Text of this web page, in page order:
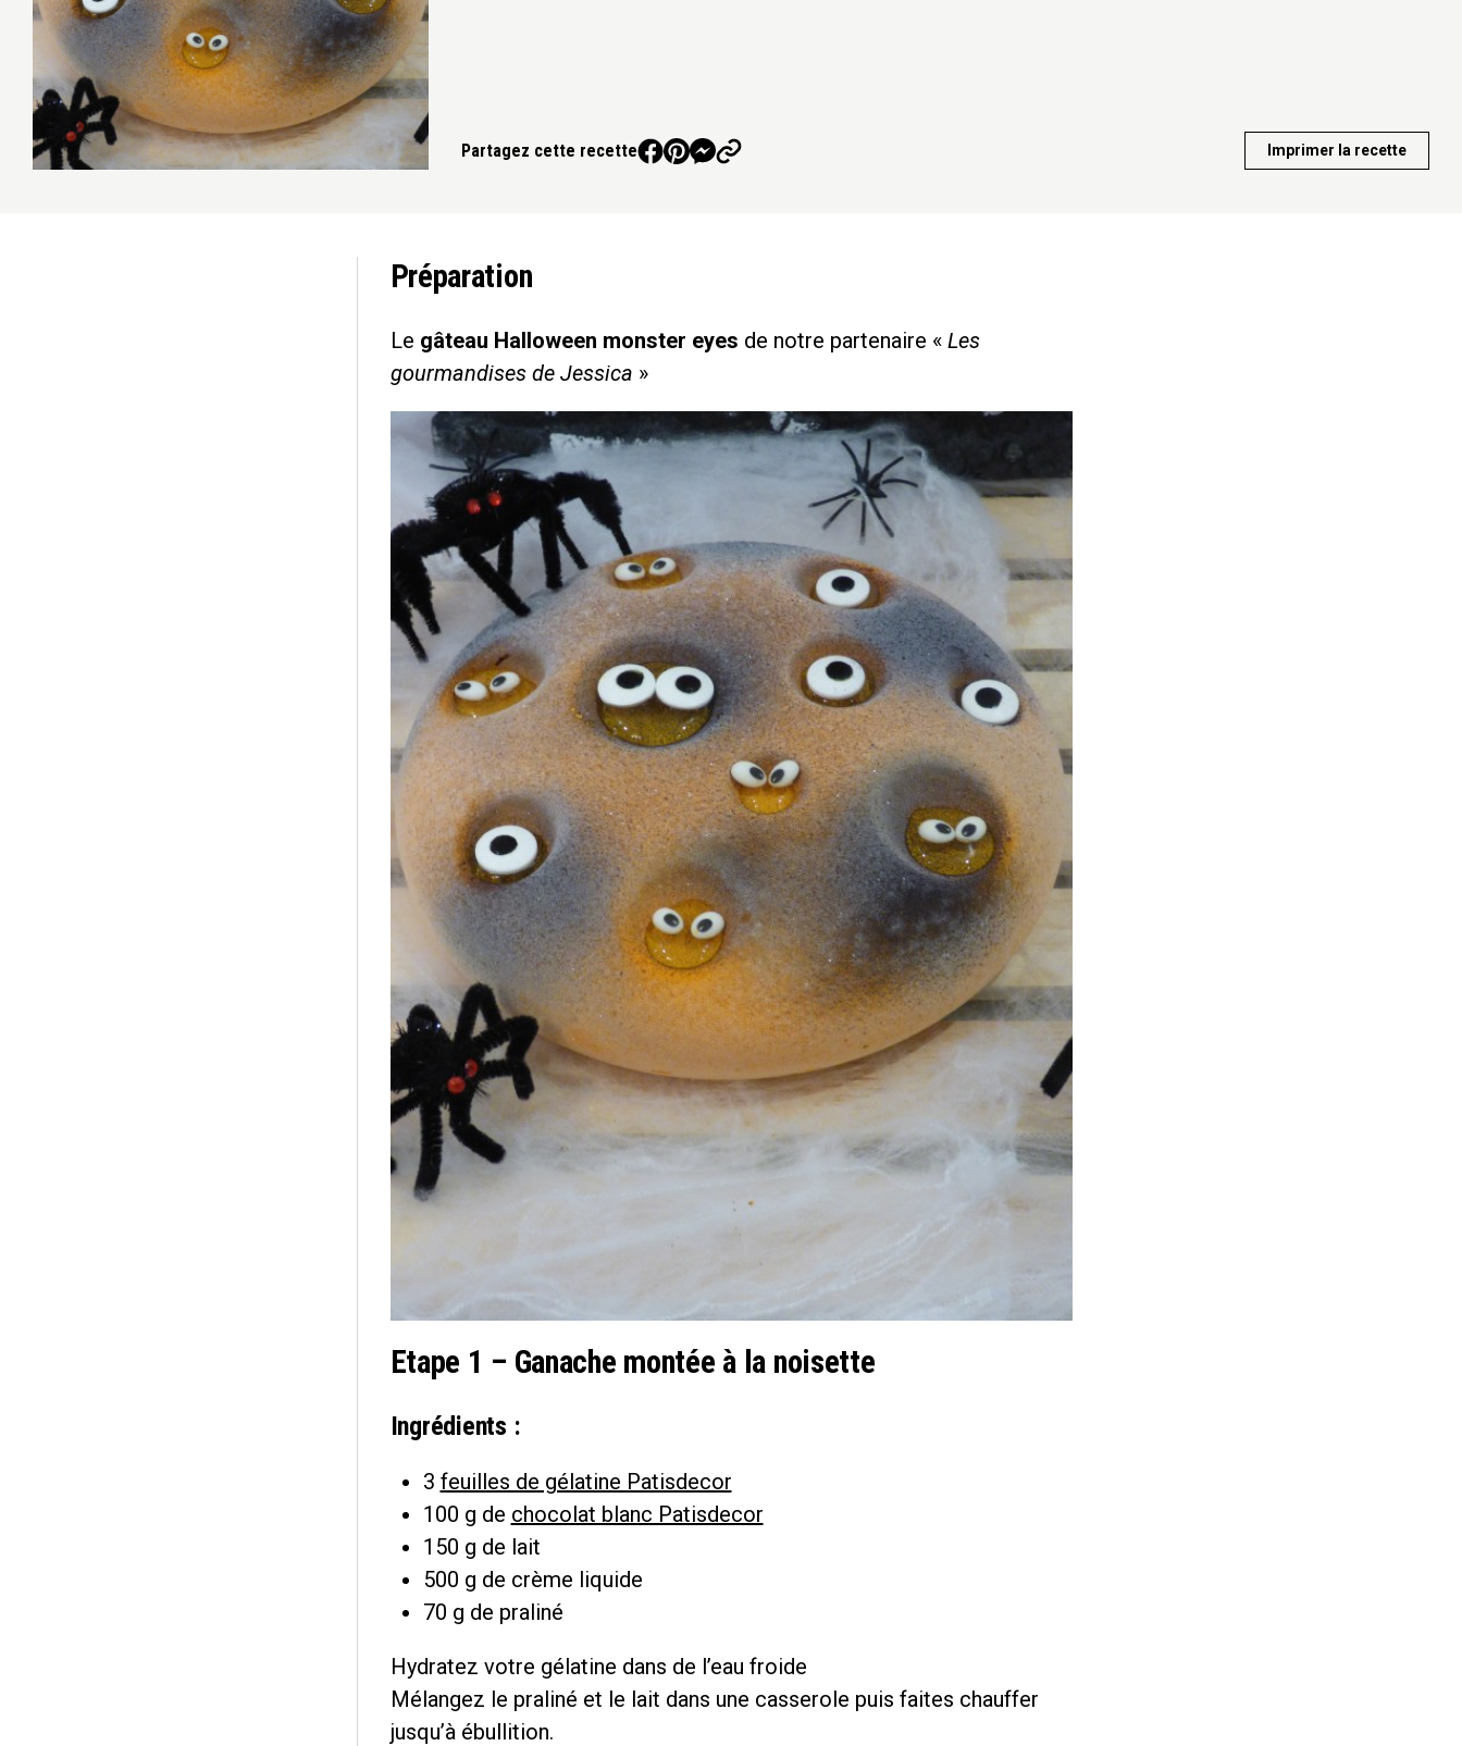
Partagez cette recette Imprimer la recette
Préparation
Le gâteau Halloween monster eyes de notre partenaire «Les
gourmandises de Jessica »
Etape 1 – Ganache montée à la noisette
Ingrédients :
3 feuilles de gélatine Patisdecor
100 g de chocolat blanc Patisdecor
150 g de lait
500 g de crème liquide
70 g de praliné
Hydratez votre gélatine dans de l’eau froide
Mélangez le praliné et le lait dans une casserole puis faites chauffer
jusqu’à ébullition.